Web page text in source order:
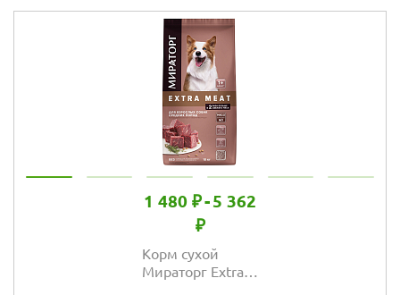
1 480 ₽-5 362
₽
Корм сухой
Мираторг Extra